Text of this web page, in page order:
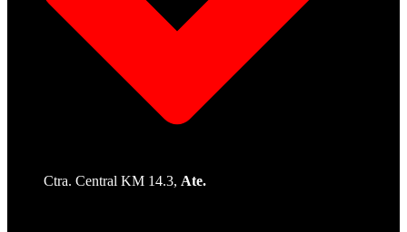
Ctra. Central KM 14.3, Ate.